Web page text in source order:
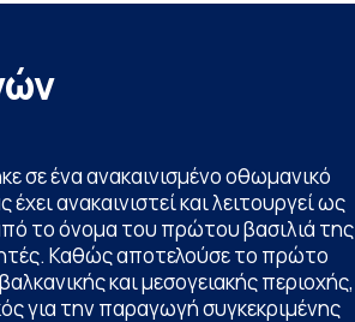
σε ένα ανακαινισμένο οθωμανικό
ανακαινιστεί και λειτουργεί ως
το όνομα του πρώτου βασιλιά της
Καθώς αποτελούσε το πρώτο
και μεσογειακής περιοχής,
για την παραγωγή συγκεκριμένης